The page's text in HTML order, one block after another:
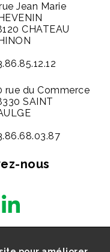
Jean Marie
CHATEAU
rue du Commerce
SAINT
nous